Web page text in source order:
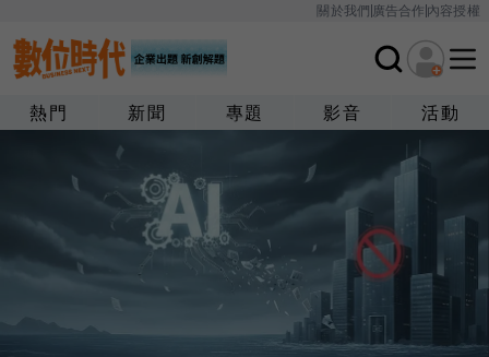
關於我們廣告合作內容授權
熱門 新聞 專題 影音 活動